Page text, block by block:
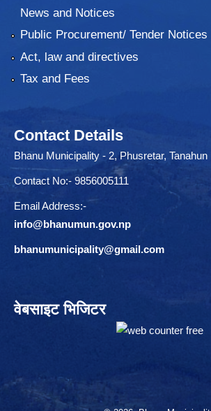
News and Notices
Public Procurement/ Tender Notices
Act, law and directives
Tax and Fees
Contact Details
Bhanu Municipality - 2, Phusretar, Tanahun
Contact No:- 9856005111
Email Address:-
info@bhanumun.gov.np
bhanumunicipality@gmail.com
वेबसाइट भिजिटर